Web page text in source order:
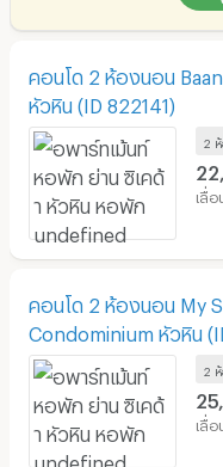
คอนโด 2 ห้องนอน
หัวหิน (ID 822141)
2
คอนโด 2 ห้องนอน My
Condominium หัวหิน
2